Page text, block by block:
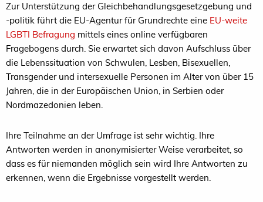
Zur Unterstützung der Gleichbehandlungsgesetzgebung und
-politik führt die EU-Agentur für Grundrechte eine EU-weite
LGBTI Befragung mittels eines online verfügbaren
Fragebogens durch. Sie erwartet sich davon Aufschluss über
die Lebenssituation von Schwulen, Lesben, Bisexuellen,
Transgender und intersexuelle Personen im Alter von über 15
Jahren, die in der Europäischen Union, in Serbien oder
Nordmazedonien leben.
Ihre Teilnahme an der Umfrage ist sehr wichtig. Ihre
Antworten werden in anonymisierter Weise verarbeitet, so
dass es für niemanden möglich sein wird Ihre Antworten zu
erkennen, wenn die Ergebnisse vorgestellt werden.